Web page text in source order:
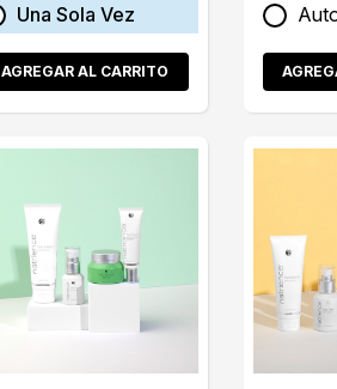
Una Sola Vez
AGREGAR AL CARRITO